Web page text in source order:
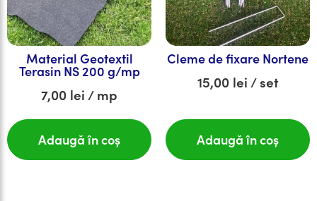
Material Geotextil
Terasin NS 200 g/mp
7,00 lei / mp
Adaugă în coș
Cleme de fixare Nortene
15,00 lei / set
Adaugă în coș